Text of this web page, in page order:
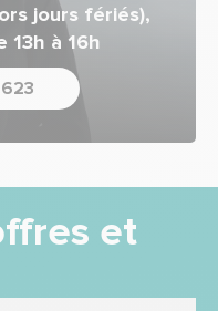
jours fériés),
13h à 16h
et